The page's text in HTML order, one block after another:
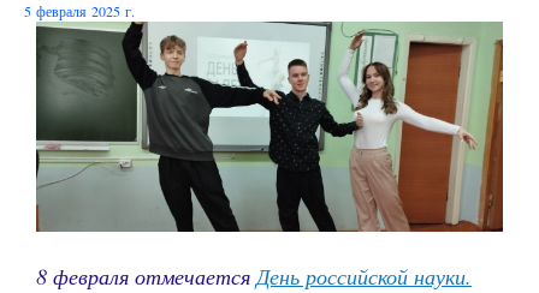
5 февраля 2025 г.
8️ февраля отмечаетсяДень российской науки.